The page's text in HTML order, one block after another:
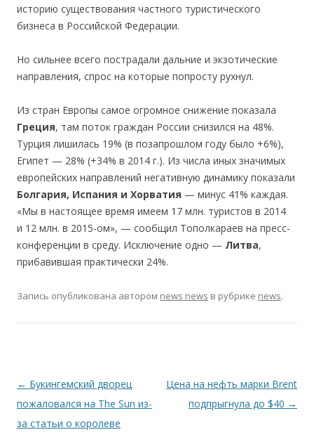
историю существования частного туристического
бизнеса в Российской Федерации.
Но сильнее всего пострадали дальние и экзотические
направления, спрос на которые попросту рухнул.
Из стран Европы самое огромное снижение показала
Греция, там поток граждан России снизился на 48%.
Турция лишилась 19% (в позапрошлом году было +6%),
Египет — 28% (+34% в 2014 г.). Из числа иных значимых
европейских направлений негативную динамику показали
Болгария, Испания и Хорватия — минус 41% каждая.
«Мы в настоящее время имеем 17 млн. туристов в 2014
и 12 млн. в 2015-ом», — сообщил Тополкараев на пресс-
конференции в среду. Исключение одно — Литва,
прибавившая практически 24%.
Запись опубликована автором news news в рубрике news.
Навигация по записям
← Букингемский дворец
пожаловался на The Sun из-
за статьи о королеве
Цена на нефть марки Brent
подпрыгнула до $40 →